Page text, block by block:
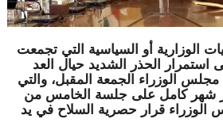
الوزارية أو السياسية التي تجمعت
استمرار الحذر الشديد حيال العد
الوزراء الجمعة المقبل، والتي
شهر كامل على جلسة الخامس من
الوزراء قرار حصرية السلاح في يد